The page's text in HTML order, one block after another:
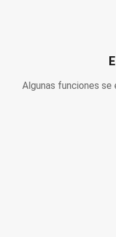
Algunas funciones se